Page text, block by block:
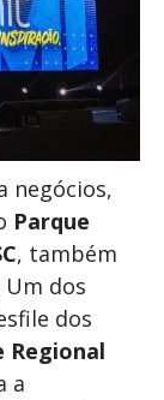
negócios,
Parque
, também
dos
dos
Regional
a